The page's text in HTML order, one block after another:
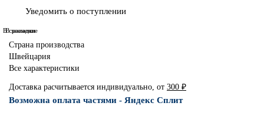
Уведомить о поступлении
В закладки
В сравнение
Страна производства
Швейцария
Все характеристики
Доставка расчитывается индивидуально, от 300 ₽
Возможна оплата частями - Яндекс Сплит